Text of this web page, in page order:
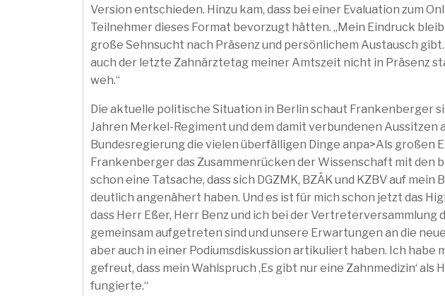
Version entschieden. Hinzu kam, dass bei einer Evaluation zum
Teilnehmer dieses Format bevorzugt hätten. „Mein Eindruck
große Sehnsucht nach Präsenz und persönlichem Austausch
auch der letzte Zahnärztetag meiner Amtszeit nicht in Präsenz
weh.“
Die aktuelle politische Situation in Berlin schaut Frankenberger
Jahren Merkel-Regiment und dem damit verbundenen Aussitzen
Bundesregierung die vielen überfälligen Dinge anpa>Als
Frankenberger das Zusammenrücken der Wissenschaft mit den
schon eine Tatsache, dass sich DGZMK, BZÄK und KZBV auf
deutlich angenähert haben. Und es ist für mich schon jetzt das
dass Herr Eßer, Herr Benz und ich bei der Vertreterversammlung
gemeinsam aufgetreten sind und unsere Erwartungen an die
aber auch in einer Podiumsdiskussion artikuliert haben. Ich habe
gefreut, dass mein Wahlspruch ‚Es gibt nur eine Zahnmedizin‘
fungierte.“